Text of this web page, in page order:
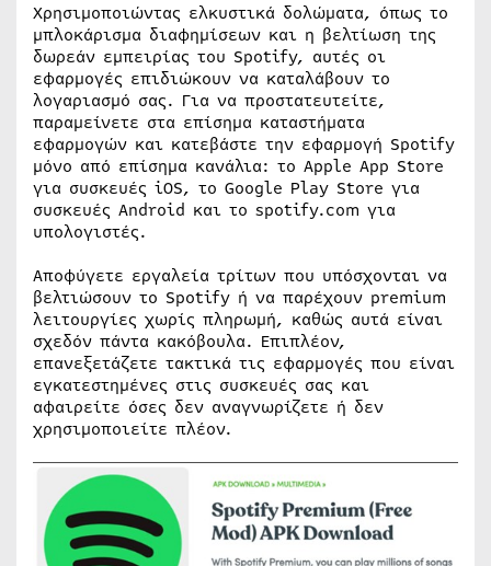
Χρησιμοποιώντας ελκυστικά δολώματα, όπως το
μπλοκάρισμα διαφημίσεων και η βελτίωση της
δωρεάν εμπειρίας του Spotify, αυτές οι
εφαρμογές επιδιώκουν να καταλάβουν το
λογαριασμό σας. Για να προστατευτείτε,
παραμείνετε στα επίσημα καταστήματα
εφαρμογών και κατεβάστε την εφαρμογή Spotify
μόνο από επίσημα κανάλια: το Apple App Store
για συσκευές iOS, το Google Play Store για
συσκευές Android και το spotify.com για
υπολογιστές.
Αποφύγετε εργαλεία τρίτων που υπόσχονται να
βελτιώσουν το Spotify ή να παρέχουν premium
λειτουργίες χωρίς πληρωμή, καθώς αυτά είναι
σχεδόν πάντα κακόβουλα. Επιπλέον,
επανεξετάζετε τακτικά τις εφαρμογές που είναι
εγκατεστημένες στις συσκευές σας και
αφαιρείτε όσες δεν αναγνωρίζετε ή δεν
χρησιμοποιείτε πλέον.